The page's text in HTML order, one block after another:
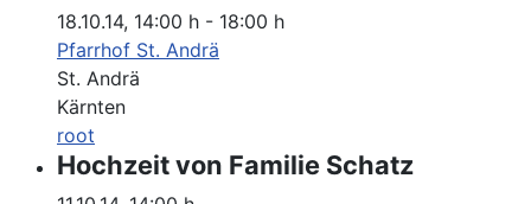
18.10.14, 14:00 h - 18:00 h
Pfarrhof St. Andrä
St. Andrä
Kärnten
root
Hochzeit von Familie Schatz